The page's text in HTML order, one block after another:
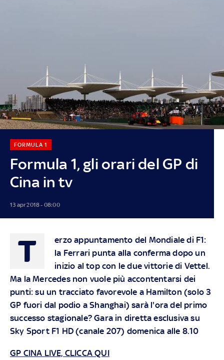
Formula 1, gli orari del GP di
Cina in tv
FORMULA 1
13 apr 2018 - 08:00
T
erzo appuntamento del Mondiale di F1:
la Ferrari punta alla conferma dopo un
inizio al top con le due vittorie di Vettel.
Ma la Mercedes non vuole più accontentarsi dei
punti: su un tracciato favorevole a Hamilton (solo 3
GP fuori dal podio a Shanghai) sarà l'ora del primo
successo stagionale?Gara in diretta esclusiva su
Sky Sport F1 HD (canale 207) domenica alle 8.10
GP CINA LIVE, CLICCA QUI